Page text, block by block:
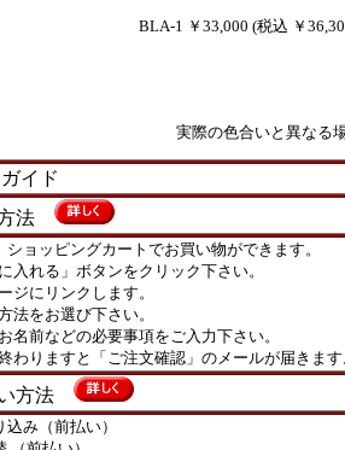
BLA-1 ￥33,000 (税込 ￥
実際の色合いと異なる
イド
法
ョッピングカートでお買い物ができます。
入れる」ボタンをクリック下さい。
ジにリンクします。
法をお選び下さい。
名前などの必要事項をご入力下さい。
わりますと「ご注文確認」のメールが届きま
方法
み（前払い）